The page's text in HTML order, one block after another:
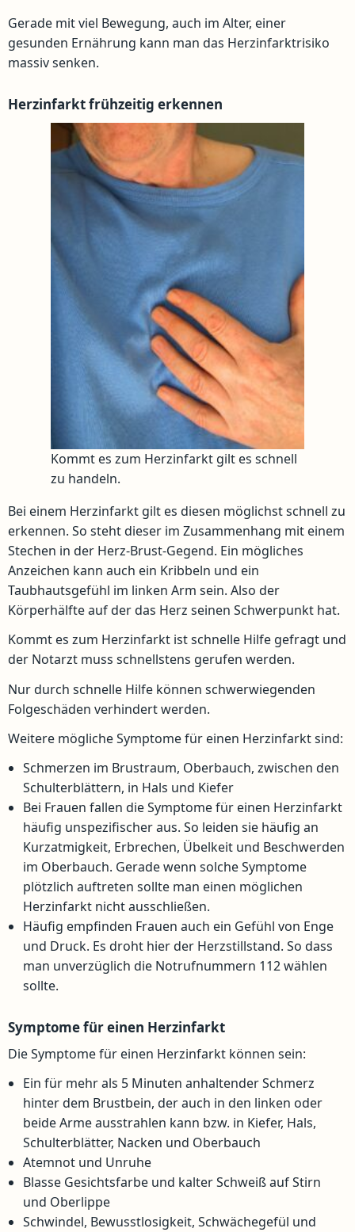
Gerade mit viel Bewegung, auch im Alter, einer
gesunden Ernährung kann man das Herzinfarktrisiko
massiv senken.
Herzinfarkt frühzeitig erkennen
Kommt es zum Herzinfarkt gilt es schnell
zu handeln.
Bei einem Herzinfarkt gilt es diesen möglichst schnell zu
erkennen. So steht dieser im Zusammenhang mit einem
Stechen in der Herz-Brust-Gegend. Ein mögliches
Anzeichen kann auch ein Kribbeln und ein
Taubhautsgefühl im linken Arm sein. Also der
Körperhälfte auf der das Herz seinen Schwerpunkt hat.
Kommt es zum Herzinfarkt ist schnelle Hilfe gefragt und
der Notarzt muss schnellstens gerufen werden.
Nur durch schnelle Hilfe können schwerwiegenden
Folgeschäden verhindert werden.
Weitere mögliche Symptome für einen Herzinfarkt sind:
Schmerzen im Brustraum, Oberbauch, zwischen den
Schulterblättern, in Hals und Kiefer
Bei Frauen fallen die Symptome für einen Herzinfarkt
häufig unspezifischer aus. So leiden sie häufig an
Kurzatmigkeit, Erbrechen, Übelkeit und Beschwerden
im Oberbauch. Gerade wenn solche Symptome
plötzlich auftreten sollte man einen möglichen
Herzinfarkt nicht ausschließen.
Häufig empfinden Frauen auch ein Gefühl von Enge
und Druck. Es droht hier der Herzstillstand. So dass
man unverzüglich die Notrufnummern 112 wählen
sollte.
Symptome für einen Herzinfarkt
Die Symptome für einen Herzinfarkt können sein:
Ein für mehr als 5 Minuten anhaltender Schmerz
hinter dem Brustbein, der auch in den linken oder
beide Arme ausstrahlen kann bzw. in Kiefer, Hals,
Schulterblätter, Nacken und Oberbauch
Atemnot und Unruhe
Blasse Gesichtsfarbe und kalter Schweiß auf Stirn
und Oberlippe
Schwindel, Bewusstlosigkeit, Schwächegefül und